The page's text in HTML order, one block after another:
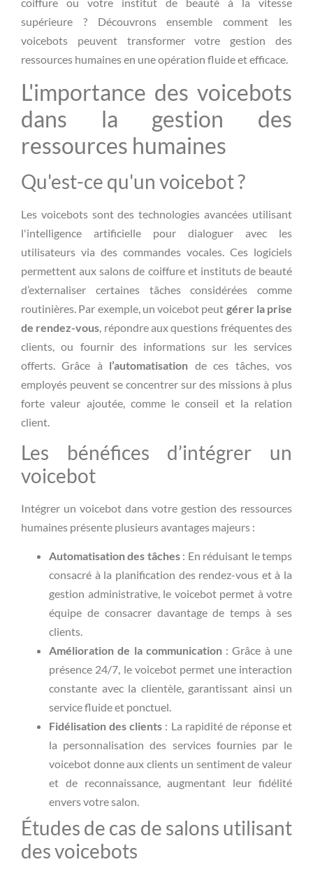
supérieure ? Découvrons ensemble comment les
voicebots peuvent transformer votre gestion des
ressources humaines en une opération fluide et efficace.
L'importance des voicebots
dans la gestion des
ressources humaines
Qu'est-ce qu'un voicebot ?
Les voicebots sont des technologies avancées utilisant
l'intelligence artificielle pour dialoguer avec les
utilisateurs via des commandes vocales. Ces logiciels
permettent aux salons de coiffure et instituts de beauté
d’externaliser certaines tâches considérées comme
routinières. Par exemple, un voicebot peut gérer la prise
de rendez-vous , répondre aux questions fréquentes des
clients, ou fournir des informations sur les services
offerts. Grâce à l’automatisation de ces tâches, vos
employés peuvent se concentrer sur des missions à plus
forte valeur ajoutée, comme le conseil et la relation
client.
Les bénéfices d’intégrer un
voicebot
Intégrer un voicebot dans votre gestion des ressources
humaines présente plusieurs avantages majeurs :
Automatisation des tâches: En réduisant le temps
consacré à la planification des rendez-vous et à la
gestion administrative, le voicebot permet à votre
équipe de consacrer davantage de temps à ses
clients.
Amélioration de la communication: Grâce à une
présence 24/7, le voicebot permet une interaction
constante avec la clientèle, garantissant ainsi un
service fluide et ponctuel.
Fidélisation des clients : La rapidité de réponse et
la personnalisation des services fournies par le
voicebot donne aux clients un sentiment de valeur
et de reconnaissance, augmentant leur fidélité
envers votre salon.
Études de cas de salons utilisant
des voicebots